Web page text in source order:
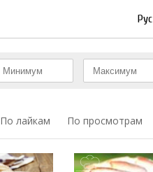
Рус
По лайкам По просмотрам